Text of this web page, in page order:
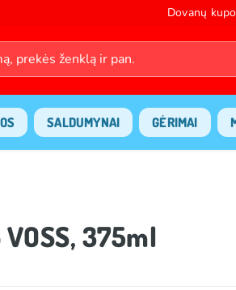
Dovanų
SALDUMYNAI GĖRIMAI
375ml